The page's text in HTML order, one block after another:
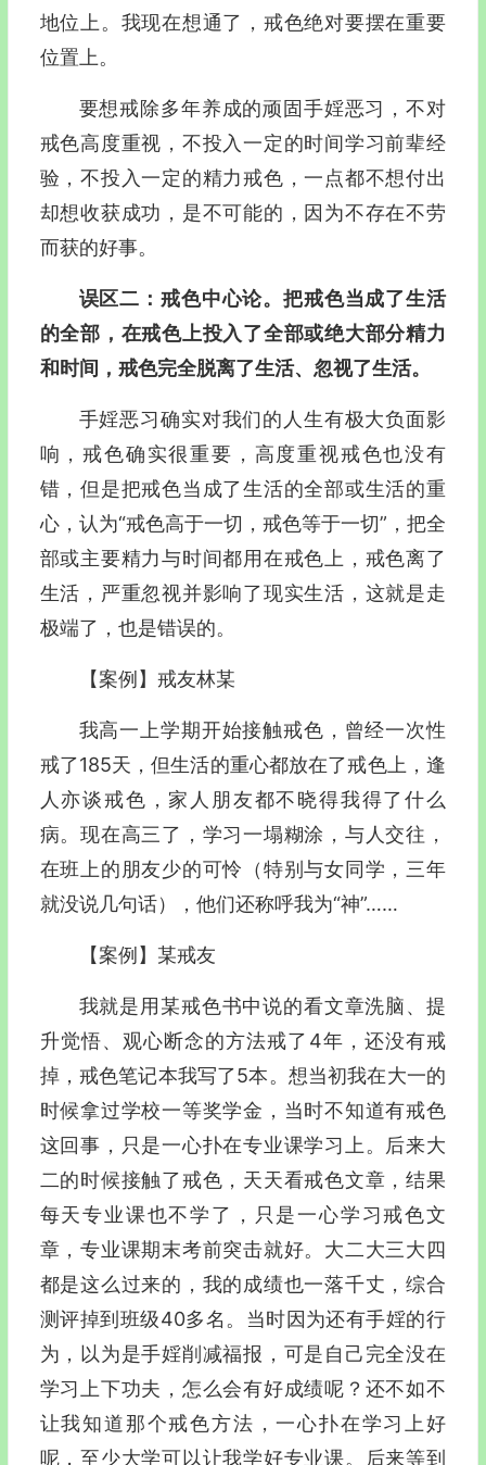
地位上。我现在想通了，戒色绝对要摆在重要
位置上。
要想戒除多年养成的顽固手婬恶习，不对
戒色高度重视，不投入一定的时间学习前辈经
验，不投入一定的精力戒色，一点都不想付出
却想收获成功，是不可能的，因为不存在不劳
而获的好事。
误区二：戒色中心论。把戒色当成了生活
的全部，在戒色上投入了全部或绝大部分精力
和时间，戒色完全脱离了生活、忽视了生活。
手婬恶习确实对我们的人生有极大负面影
响，戒色确实很重要，高度重视戒色也没有
错，但是把戒色当成了生活的全部或生活的重
心，认为“戒色高于一切，戒色等于一切”，把全
部或主要精力与时间都用在戒色上，戒色离了
生活，严重忽视并影响了现实生活，这就是走
极端了，也是错误的。
【案例】戒友林某
我高一上学期开始接触戒色，曾经一次性
戒了185天，但生活的重心都放在了戒色上，逢
人亦谈戒色，家人朋友都不晓得我得了什么
病。现在高三了，学习一塌糊涂，与人交往，
在班上的朋友少的可怜（特别与女同学，三年
就没说几句话），他们还称呼我为“神”……
【案例】某戒友
我就是用某戒色书中说的看文章洗脑、提
升觉悟、观心断念的方法戒了4年，还没有戒
掉，戒色笔记本我写了5本。想当初我在大一的
时候拿过学校一等奖学金，当时不知道有戒色
这回事，只是一心扑在专业课学习上。后来大
二的时候接触了戒色，天天看戒色文章，结果
每天专业课也不学了，只是一心学习戒色文
章，专业课期末考前突击就好。大二大三大四
都是这么过来的，我的成绩也一落千丈，综合
测评掉到班级40多名。当时因为还有手婬的行
为，以为是手婬削减福报，可是自己完全没在
学习上下功夫，怎么会有好成绩呢？还不如不
让我知道那个戒色方法，一心扑在学习上好
呢，至少大学可以让我学好专业课。后来等到